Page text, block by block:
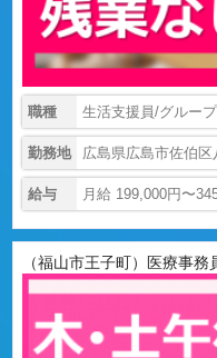
職種 生活支援員/グルー
勤務地 広島県広島市佐伯区
給与 月給 199,000円〜
（福山市王子町）医療事務